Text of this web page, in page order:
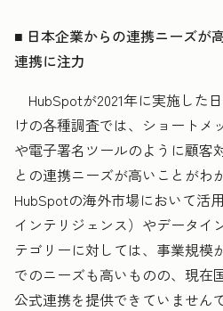
■ 日本企業からの連携ニーズが
連携に注力
HubSpotが2021年に実施した
けの各種調査では、ショートメ
や電子署名ツールのように顧客
との連携ニーズが高いことがわ
HubSpotの海外市場において活
インテリジェンス）やデータイ
テゴリーに対しては、事業規模
でのニーズも高いものの、現在
公式連携を提供できていません